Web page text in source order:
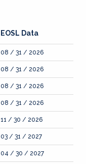
EOSL Data
08 / 31 / 2026
08 / 31 / 2026
08 / 31 / 2026
08 / 31 / 2026
11 / 30 / 2026
03 / 31 / 2027
04 / 30 / 2027